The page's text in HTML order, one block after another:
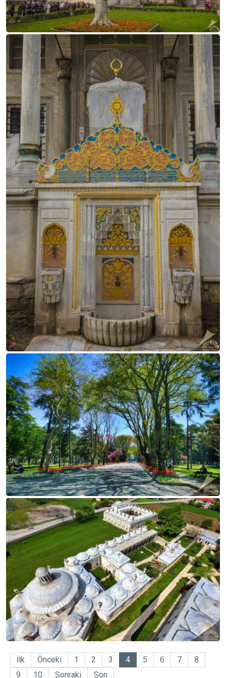
İlk Önceki 1 2 3 4 5 6 7
8
9
10 Sonraki Son